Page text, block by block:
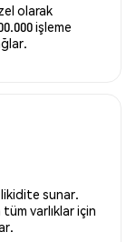
olarak
işleme
sunar.
varlıklar için